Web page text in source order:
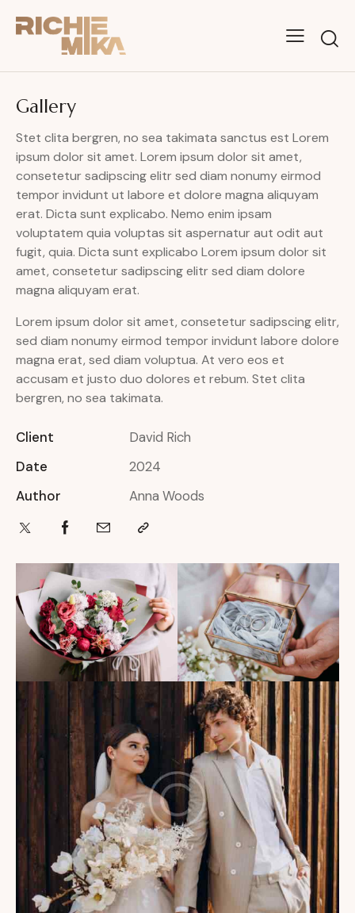
Gallery
Stet clita bergren, no sea takimata sanctus est Lorem
ipsum dolor sit amet. Lorem ipsum dolor sit amet,
consetetur sadipscing elitr sed diam nonumy eirmod
tempor invidunt ut labore et dolore magna aliquyam
erat. Dicta sunt explicabo. Nemo enim ipsam
voluptatem quia voluptas sit aspernatur aut odit aut
fugit, quia. Dicta sunt explicabo Lorem ipsum dolor sit
amet, consetetur sadipscing elitr sed diam dolore
magna aliquyam erat.
Lorem ipsum dolor sit amet, consetetur sadipscing elitr,
sed diam nonumy eirmod tempor invidunt labore dolore
magna erat, sed diam voluptua. At vero eos et
accusam et justo duo dolores et rebum. Stet clita
bergren, no sea takimata.
Client
David Rich
Date
2024
Author
Anna Woods